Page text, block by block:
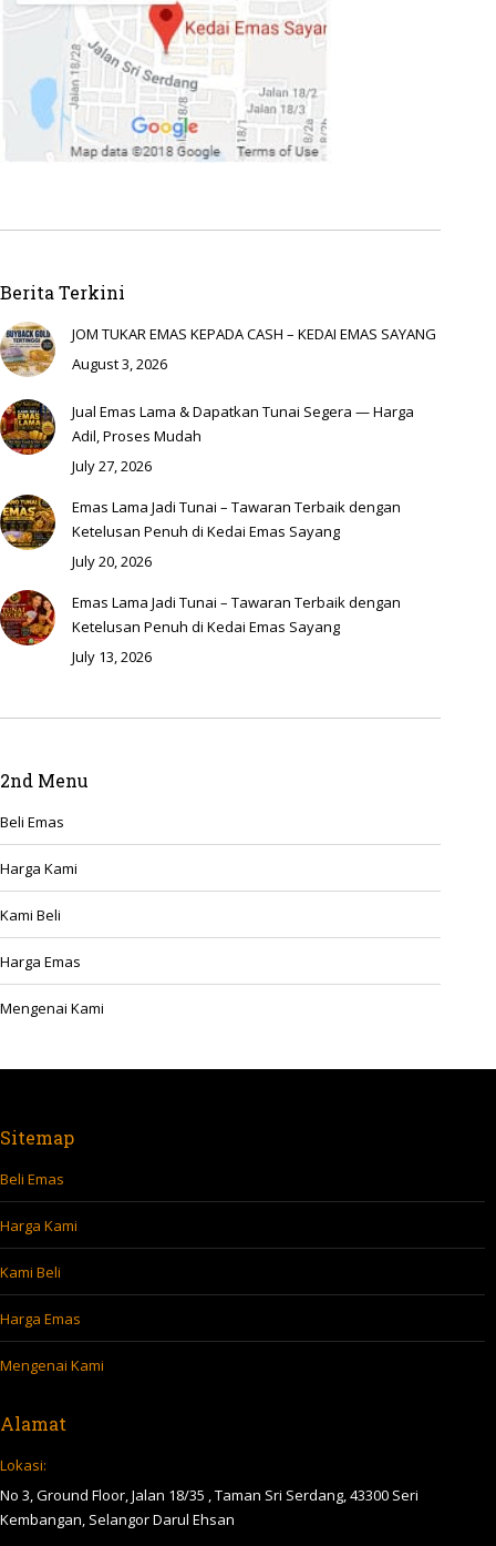
Berita Terkini
JOM TUKAR EMAS KEPADA CASH – KEDAI EMAS SAYANG
August 3, 2026
Jual Emas Lama & Dapatkan Tunai Segera — Harga
Adil, Proses Mudah
July 27, 2026
Emas Lama Jadi Tunai – Tawaran Terbaik dengan
Ketelusan Penuh di Kedai Emas Sayang
July 20, 2026
Emas Lama Jadi Tunai – Tawaran Terbaik dengan
Ketelusan Penuh di Kedai Emas Sayang
July 13, 2026
2nd Menu
Beli Emas
Harga Kami
Kami Beli
Harga Emas
Mengenai Kami
Sitemap
Beli Emas
Harga Kami
Kami Beli
Harga Emas
Mengenai Kami
Alamat
Lokasi:
No 3, Ground Floor, Jalan 18/35 , Taman Sri Serdang, 43300 Seri
Kembangan, Selangor Darul Ehsan